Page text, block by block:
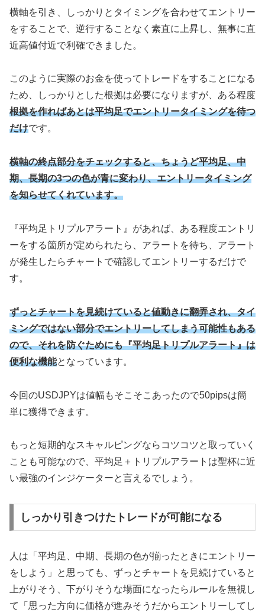
横軸を引き、しっかりとタイミングを合わせてエントリー
をすることで、逆行することなく素直に上昇し、無事に直
近高値付近で利確できました。
このように実際のお金を使ってトレードをすることになる
ため、しっかりとした根拠は必要になりますが、ある程度
根拠を作ればあとは平均足でエントリータイミングを待つ
だけです。
横軸の終点部分をチェックすると、ちょうど平均足、中
期、長期の3つの色が青に変わり、エントリータイミング
を知らせてくれています。
『平均足トリプルアラート』があれば、ある程度エントリ
ーをする箇所が定められたら、アラートを待ち、アラート
が発生したらチャートで確認してエントリーするだけで
す。
ずっとチャートを見続けていると値動きに翻弄され、タイ
ミングではない部分でエントリーしてしまう可能性もある
ので、それを防ぐためにも『平均足トリプルアラート』は
便利な機能となっています。
今回のUSDJPYは値幅もそこそこあったので50pipsは簡
単に獲得できます。
もっと短期的なスキャルピングならコツコツと取っていく
ことも可能なので、平均足＋トリプルアラートは聖杯に近
い最強のインジケーターと言えるでしょう。
しっかり引きつけたトレードが可能になる
人は「平均足、中期、長期の色が揃ったときにエントリー
をしよう」と思っても、ずっとチャートを見続けていると
上がりそう、下がりそうな場面になったらルールを無視し
て「思った方向に価格が進みそうだからエントリーしてし